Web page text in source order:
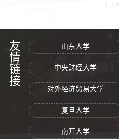
友情链接 山东大学
中央财经大学
对外经济贸易大学
复旦大学
南开大学